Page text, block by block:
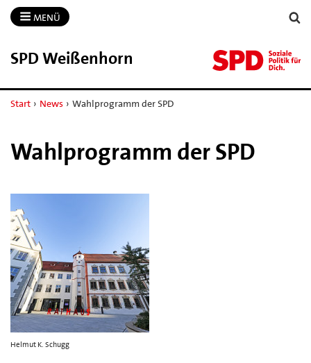
MENÜ
SPD Weißenhorn
Start › News › Wahlprogramm der SPD
Wahlprogramm der SPD
Helmut K. Schugg